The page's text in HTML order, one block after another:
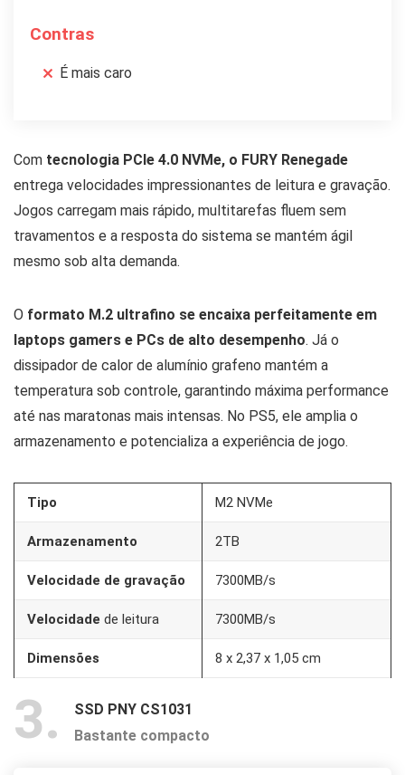
Contras
É mais caro
Com tecnologia PCIe 4.0 NVMe, o FURY Renegade
entrega velocidades impressionantes de leitura e gravação.
Jogos carregam mais rápido, multitarefas fluem sem
travamentos e a resposta do sistema se mantém ágil
mesmo sob alta demanda.
O formato M.2 ultrafino se encaixa perfeitamente em
laptops gamers e PCs de alto desempenho. Já o
dissipador de calor de alumínio grafeno mantém a
temperatura sob controle, garantindo máxima performance
até nas maratonas mais intensas. No PS5, ele amplia o
armazenamento e potencializa a experiência de jogo.
Tipo M2 NVMe
Armazenamento 2TB
Velocidade de gravação 7300MB/s
Velocidade de leitura 7300MB/s
Dimensões 8 x 2,37 x 1,05 cm
3
SSD PNY CS1031
Bastante compacto